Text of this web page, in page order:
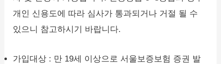
개인 신용도에 따라 심사가 통과되거나 거절 될 수
있으니 참고하시기 바랍니다.
가입대상 : 만 19세 이상으로 서울보증보험 증권 발